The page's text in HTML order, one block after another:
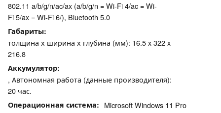
802.11 a/b/g/n/ac/ax (a/b/g/n = Wi-Fi 4/ac = Wi-
Fi 5/ax = Wi-Fi 6/), Bluetooth 5.0
Габариты
толщина х ширина х глубина (мм): 16.5 x 322 x
216.8
Аккумулятор
, Автономная работа (данные производителя):
20 час.
Операционная система Microsoft Windows 11 Pro